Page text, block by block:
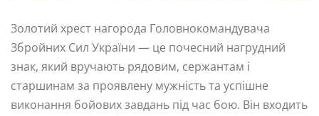
Золотий хрест нагорода Головнокомандувача
Збройних Сил України — це почесний нагрудний
знак, який вручають рядовим, сержантам і
старшинам за проявлену мужність та успішне
виконання бойових завдань під час бою. Він входить